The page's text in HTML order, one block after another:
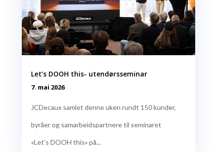
Let’s DOOH this- utendørsseminar
7. mai 2026
JCDecaux samlet denne uken rundt 150 kunder,
byråer og samarbeidspartnere til seminaret
«Let’s DOOH this» på...